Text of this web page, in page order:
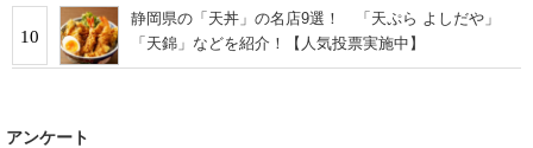
10
静岡県の「天丼」の名店9選！ 「天ぷら よしだや」
「天錦」などを紹介！【人気投票実施中】
アンケート